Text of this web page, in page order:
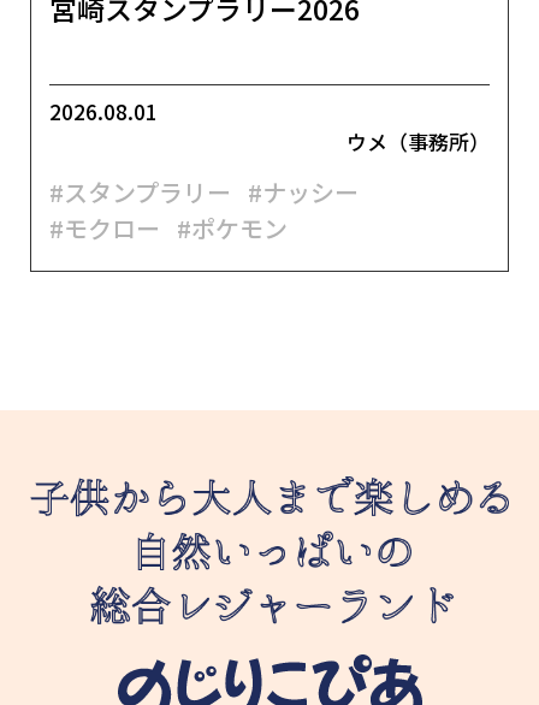
宮崎スタンプラリー2026
2026.08.01
ウメ（事務所）
#スタンプラリー #ナッシー
#モクロー #ポケモン